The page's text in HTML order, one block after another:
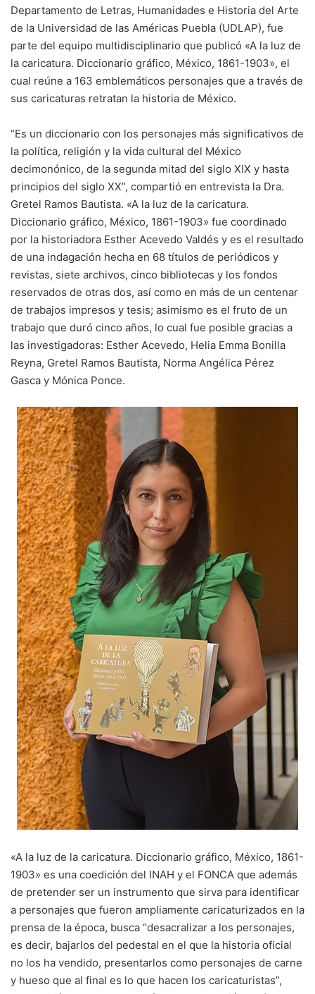
Departamento de Letras, Humanidades e Historia del Arte
de la Universidad de las Américas Puebla (UDLAP), fue
parte del equipo multidisciplinario que publicó «A la luz de
la caricatura. Diccionario gráfico, México, 1861-1903», el
cual reúne a 163 emblemáticos personajes que a través de
sus caricaturas retratan la historia de México.
“Es un diccionario con los personajes más significativos de
la política, religión y la vida cultural del México
decimonónico, de la segunda mitad del siglo XIX y hasta
principios del siglo XX”, compartió en entrevista la Dra.
Gretel Ramos Bautista. «A la luz de la caricatura.
Diccionario gráfico, México, 1861-1903» fue coordinado
por la historiadora Esther Acevedo Valdés y es el resultado
de una indagación hecha en 68 títulos de periódicos y
revistas, siete archivos, cinco bibliotecas y los fondos
reservados de otras dos, así como en más de un centenar
de trabajos impresos y tesis; asimismo es el fruto de un
trabajo que duró cinco años, lo cual fue posible gracias a
las investigadoras: Esther Acevedo, Helia Emma Bonilla
Reyna, Gretel Ramos Bautista, Norma Angélica Pérez
Gasca y Mónica Ponce.
«A la luz de la caricatura. Diccionario gráfico, México, 1861-
1903» es una coedición del INAH y el FONCA que además
de pretender ser un instrumento que sirva para identificar
a personajes que fueron ampliamente caricaturizados en la
prensa de la época, busca “desacralizar a los personajes,
es decir, bajarlos del pedestal en el que la historia oficial
no los ha vendido, presentarlos como personajes de carne
y hueso que al final es lo que hacen los caricaturistas”,